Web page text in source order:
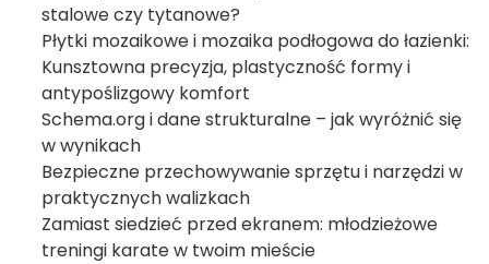
stalowe czy tytanowe?
Płytki mozaikowe i mozaika podłogowa do łazienki:
Kunsztowna precyzja, plastyczność formy i
antypoślizgowy komfort
Schema.org i dane strukturalne – jak wyróżnić się
w wynikach
Bezpieczne przechowywanie sprzętu i narzędzi w
praktycznych walizkach
Zamiast siedzieć przed ekranem: młodzieżowe
treningi karate w twoim mieście